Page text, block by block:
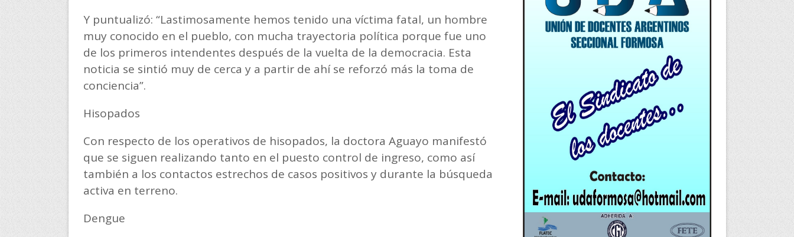
Y puntualizó: “Lastimosamente hemos tenido una víctima fatal, un hombre
muy conocido en el pueblo, con mucha trayectoria política porque fue uno
de los primeros intendentes después de la vuelta de la democracia. Esta
noticia se sintió muy de cerca y a partir de ahí se reforzó más la toma de
conciencia”.
Hisopados
Con respecto de los operativos de hisopados, la doctora Aguayo manifestó
que se siguen realizando tanto en el puesto control de ingreso, como así
también a los contactos estrechos de casos positivos y durante la búsqueda
activa en terreno.
Dengue